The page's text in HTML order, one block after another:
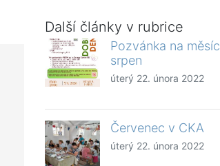
Další články v rubrice
Pozvánka na měsíc
srpen
úterý 22. února 2022
Červenec v CKA
úterý 22. února 2022